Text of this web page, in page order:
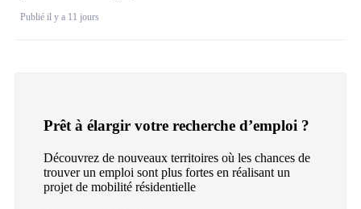
Publié il y a 11 jours
Prêt à élargir votre recherche d’emploi ?
Découvrez de nouveaux territoires où les chances de
trouver un emploi sont plus fortes en réalisant un
projet de mobilité résidentielle